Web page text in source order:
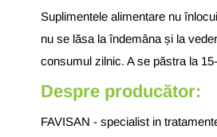
Suplimentele alimentare nu
nu se lăsa la îndemâna și la
consumul zilnic. A se păstra la
Despre producător:
FAVISAN - specialist in